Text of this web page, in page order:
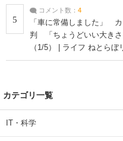
5
コメント数： 4
「車に常備しました」
判 「ちょうどいい大きさ
（1/5） | ライフ ねとらぼ
カテゴリ一覧
IT・科学